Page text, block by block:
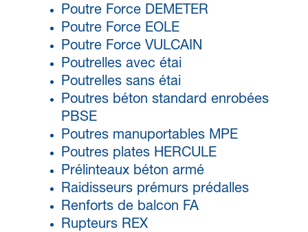
Poutre Force DEMETER
Poutre Force EOLE
Poutre Force VULCAIN
Poutrelles avec étai
Poutrelles sans étai
Poutres béton standard enrobées
PBSE
Poutres manuportables MPE
Poutres plates HERCULE
Prélinteaux béton armé
Raidisseurs prémurs prédalles
Renforts de balcon FA
Rupteurs REX